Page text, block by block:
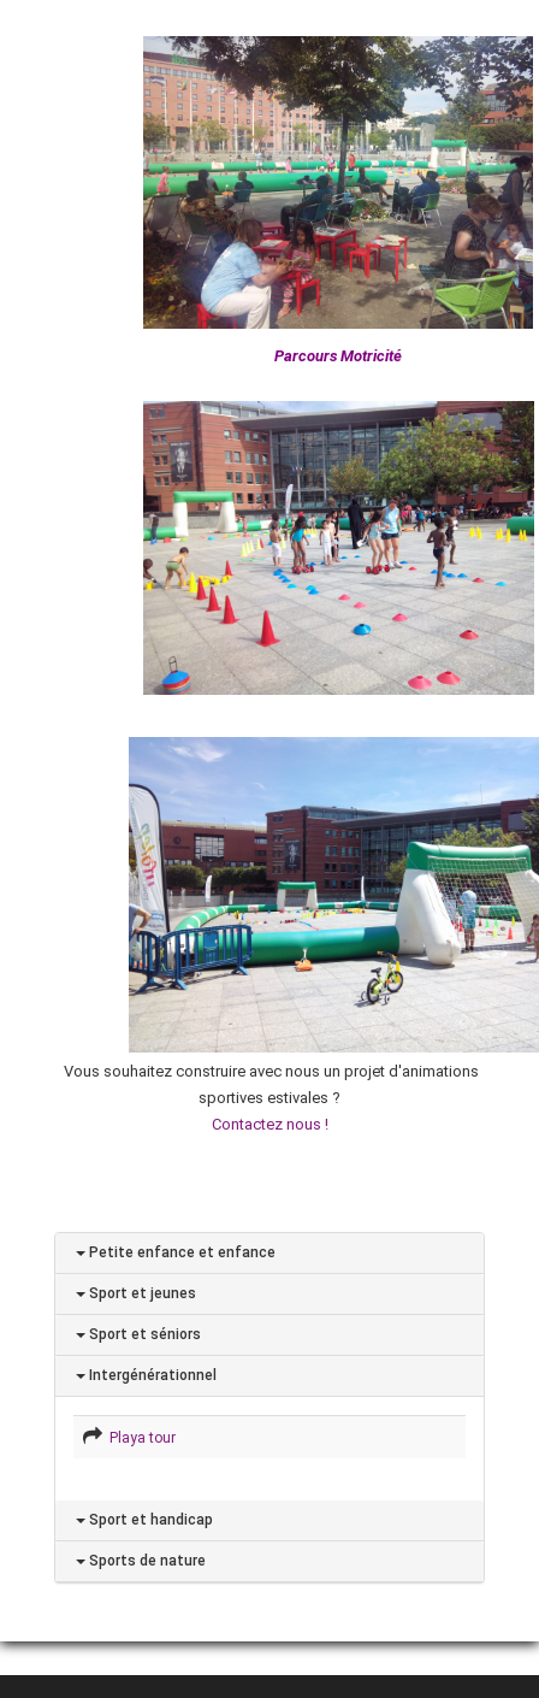
Parcours Motricité
Vous souhaitez construire avec nous un projet d'animations
sportives estivales ?
Contactez nous !
Petite enfance et enfance
Sport et jeunes
Sport et séniors
Intergénérationnel
Playa tour
Sport et handicap
Sports de nature